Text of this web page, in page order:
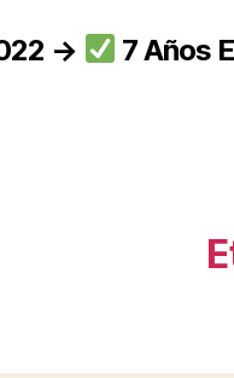
→ 7 Años